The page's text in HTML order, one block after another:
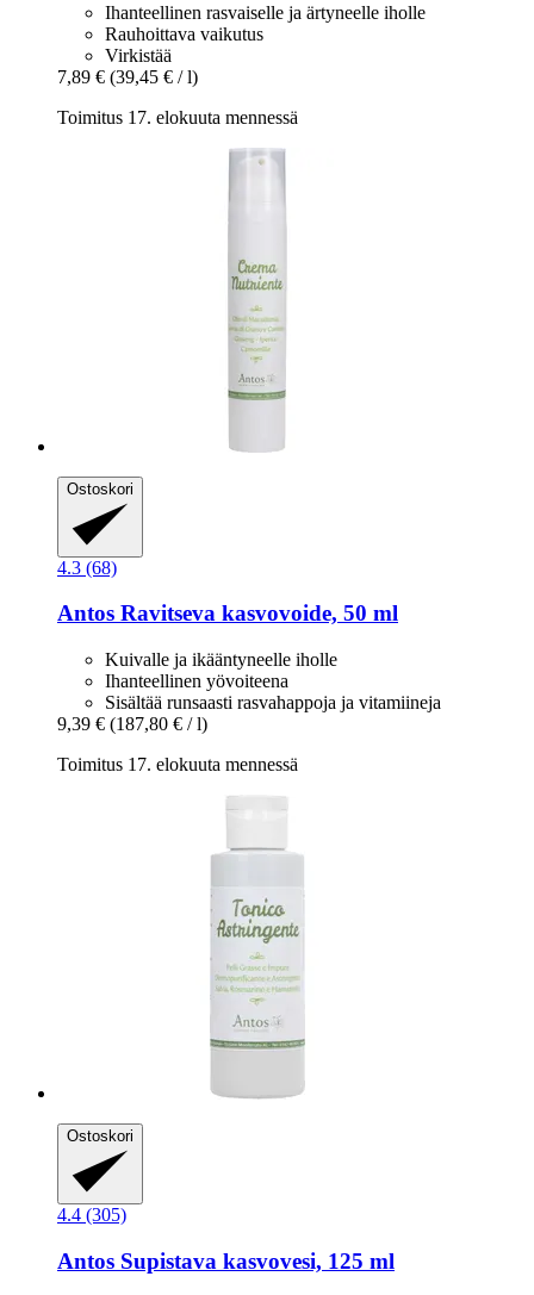
Ihanteellinen rasvaiselle ja ärtyneelle iholle
Rauhoittava vaikutus
Virkistää
7,89 € (39,45 € / l)
Toimitus 17. elokuuta mennessä
Ostoskori
4.3 (68)
Antos Ravitseva kasvovoide, 50 ml
Kuivalle ja ikääntyneelle iholle
Ihanteellinen yövoiteena
Sisältää runsaasti rasvahappoja ja vitamiineja
9,39 € (187,80 € / l)
Toimitus 17. elokuuta mennessä
Ostoskori
4.4 (305)
Antos Supistava kasvovesi, 125 ml